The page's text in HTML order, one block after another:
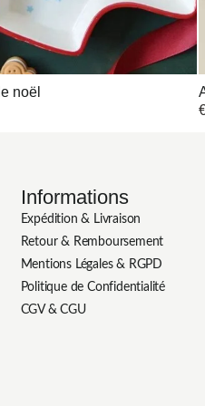
noël
Informations
Expédition & Livraison
Retour & Remboursement
Mentions Légales & RGPD
Politique de Confidentialité
CGV & CGU